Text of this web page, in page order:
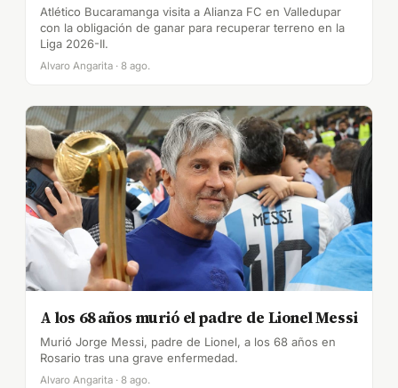
Atlético Bucaramanga visita a Alianza FC en Valledupar
con la obligación de ganar para recuperar terreno en la
Liga 2026-II.
Alvaro Angarita · 8 ago.
A los 68 años murió el padre de Lionel Messi
Murió Jorge Messi, padre de Lionel, a los 68 años en
Rosario tras una grave enfermedad.
Alvaro Angarita · 8 ago.